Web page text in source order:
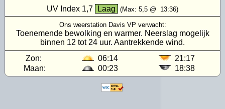
UV Index 1,7 Laag (Max: 5,5 @ 13:36)
Ons weerstation Davis VP verwacht:
Toenemende bewolking en warmer. Neerslag mogelijk
binnen 12 tot 24 uur. Aantrekkende wind.
Zon:
06:14
21:17
Maan:
00:23 18:38